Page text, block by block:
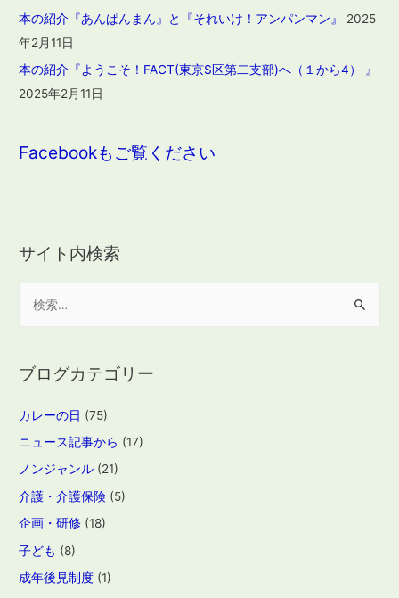
本の紹介『あんぱんまん』と『それいけ！アンパンマン』
2025
年2月11日
本の紹介『ようこそ！FACT(東京S区第二支部)へ（１から4） 』
2025年2月11日
Facebookもご覧ください
サイト内検索
ブログカテゴリー
カレーの日 (75)
ニュース記事から (17)
ノンジャンル (21)
介護・介護保険 (5)
企画・研修 (18)
子ども (8)
成年後見制度 (1)